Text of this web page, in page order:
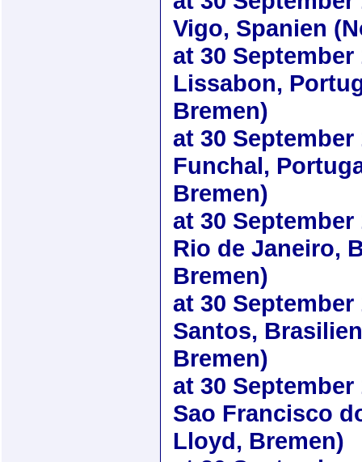
Vigo, Spanien
at 30 September
Lissabon,
Bremen)
at 30 September
Funchal,
Bremen)
at 30 September
Rio de Janeiro,
Bremen)
at 30 September
Santos,
Bremen)
at 30 September
Sao Francisco
Lloyd, Bremen)